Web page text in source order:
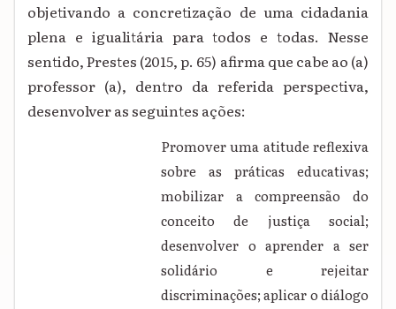
objetivando a concretização de uma cidadania
plena e igualitária para todos e todas. Nesse
sentido, Prestes (2015, p. 65) afirma que cabe ao (a)
professor (a), dentro da referida perspectiva,
desenvolver as seguintes ações:
Promover uma atitude reflexiva
sobre as práticas educativas;
mobilizar a compreensão do
conceito de justiça social;
desenvolver o aprender a ser
solidário e rejeitar
discriminações; aplicar o diálogo